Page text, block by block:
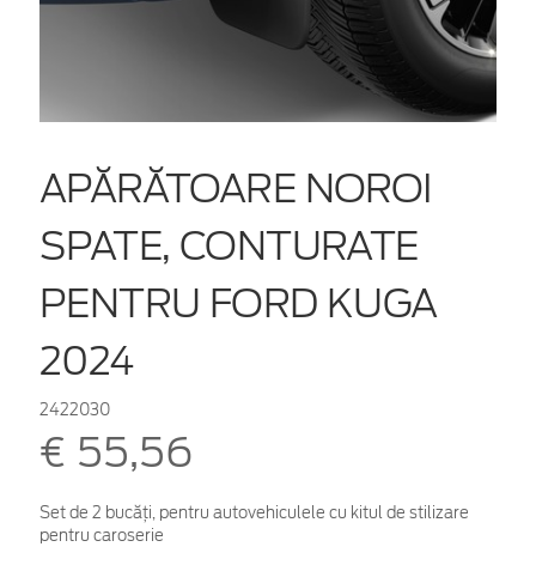
APĂRĂTOARE NOROI
SPATE, CONTURATE
PENTRU FORD KUGA
2024
2422030
€ 55,56
Set de 2 bucăţi, pentru autovehiculele cu kitul de stilizare
pentru caroserie